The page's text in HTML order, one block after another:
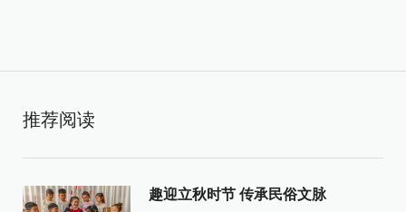
推荐阅读
趣迎立秋时节 传承民俗文脉